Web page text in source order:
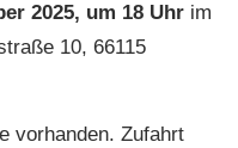
2025, um 18 Uhr im
10, 66115
vorhanden. Zufahrt